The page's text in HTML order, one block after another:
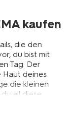
kaufen
die den
du bist mit
Tag. Der
deines
die kleinen
all diese
Baby. Von